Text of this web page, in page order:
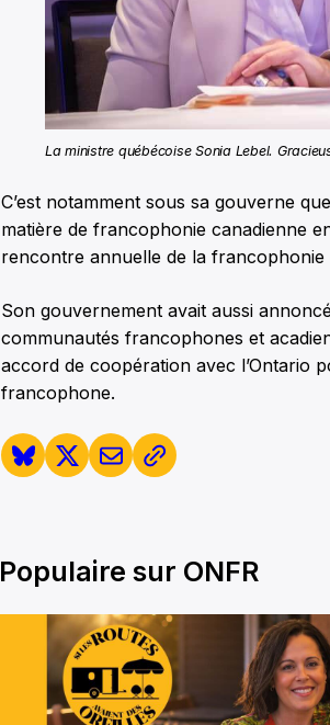
La ministre québécoise Sonia Lebel.
C’est notamment sous sa gouverne
matière de francophonie canadienne
rencontre annuelle de la francophonie
Son gouvernement avait aussi
communautés francophones et
accord de coopération avec l’Ontario
francophone.
Populaire sur ONFR